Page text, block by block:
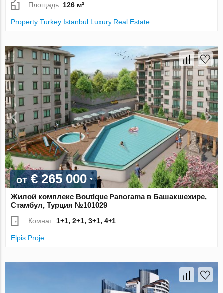
Площадь: 126 м²
Property Turkey Istanbul Luxury Real Estate
от€ 265 000
Жилой комплекс Boutique Panorama в Башакшехире,
Стамбул, Турция №101029
Комнат: 1+1, 2+1, 3+1, 4+1
Elpis Proje